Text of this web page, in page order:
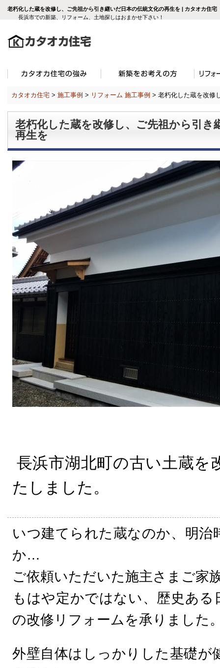
老朽化した蔵を改修し、ご先祖から引き継いだ日本の伝統文化の再生を | カタオカ住宅
長浜市での新築、リフォーム、土地探しはおまかせ下さい！
カタオカ住宅 > 施工事例 > リフォーム 施工事例 > 老朽化した蔵を改修
老朽化した蔵を改修し、ご先祖から引き
再生を
長浜市湖北町の古い土蔵を
たしました。
いつ建てられた蔵なのか、明治
か…
ご依頼いただいた施主さまご家
もはや定かではない、歴史ある
の改修リフォームを承りました
外壁自体はしっかりした基礎が